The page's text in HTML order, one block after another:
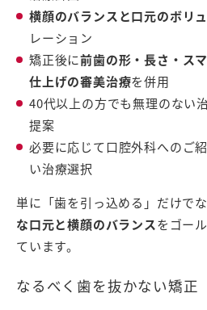
横顔のバランスと口元のボリ
レーション
矯正後に前歯の形・長さ・ス
仕上げの審美治療を併用
40代以上の方でも無理のない
提案
必要に応じて口腔外科へのご
い治療選択
単に「歯を引っ込める」だけでな
な口元と横顔のバランスをゴー
ています。
なるべく歯を抜かない矯正